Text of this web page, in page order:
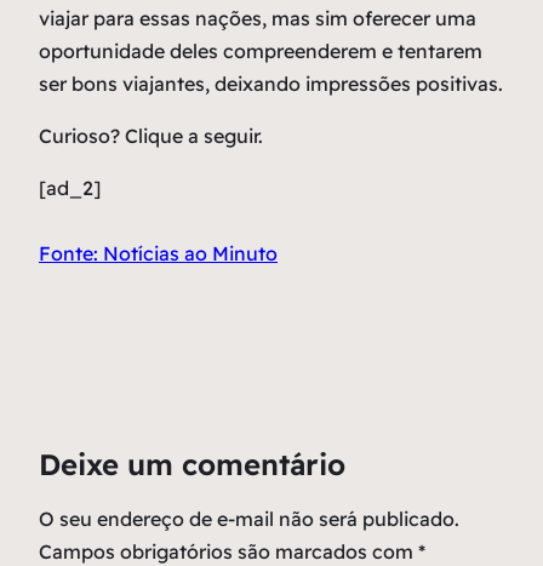
viajar para essas nações, mas sim oferecer uma
oportunidade deles compreenderem e tentarem
ser bons viajantes, deixando impressões positivas.
Curioso? Clique a seguir.
[ad_2]
Fonte: Notícias ao Minuto
Deixe um comentário
O seu endereço de e-mail não será publicado.
Campos obrigatórios são marcados com *